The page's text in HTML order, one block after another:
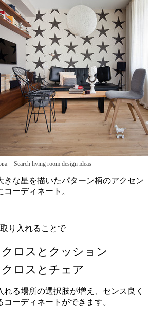
– Search living room design ideas
きな星を描いたパターン柄のアクセン
コーディネート。
り入れることで
ロスとクッション
ロスとチェア
る場所の選択肢が増え、センス良く
ーディネートができます。